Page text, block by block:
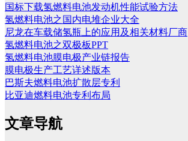
国标下载氢燃料电池发动机性能试验方法
氢燃料电池之国内电堆企业大全
尼龙在车载储氢瓶上的应用及相关材料厂商
氢燃料电池之双极板PPT
氢燃料电池膜电极产业链报告
膜电极生产工艺详述版本
巴斯夫燃料电池扩散层专利
比亚迪燃料电池专利布局
文章导航